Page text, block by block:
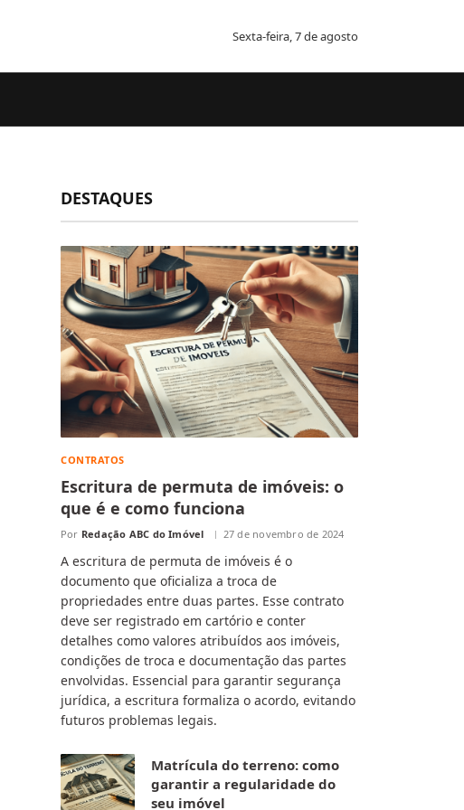
Sexta-feira, 7 de agosto
DESTAQUES
CONTRATOS
Escritura de permuta de imóveis: o
que é e como funciona
Por Redação ABC do Imóvel 27 de novembro de 2024
A escritura de permuta de imóveis é o
documento que oficializa a troca de
propriedades entre duas partes. Esse contrato
deve ser registrado em cartório e conter
detalhes como valores atribuídos aos imóveis,
condições de troca e documentação das partes
envolvidas. Essencial para garantir segurança
jurídica, a escritura formaliza o acordo, evitando
futuros problemas legais.
Matrícula do terreno: como
garantir a regularidade do
seu imóvel